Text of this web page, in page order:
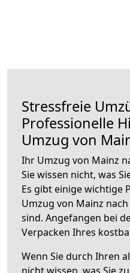
Stressfreie
Professionelle
Umzug von
Ihr Umzug von Mainz
Sie wissen nicht, was
Es gibt einige wichtige
Umzug von Mainz
sind. Angefangen bei
Verpacken Ihres
Wenn Sie durch Ihren